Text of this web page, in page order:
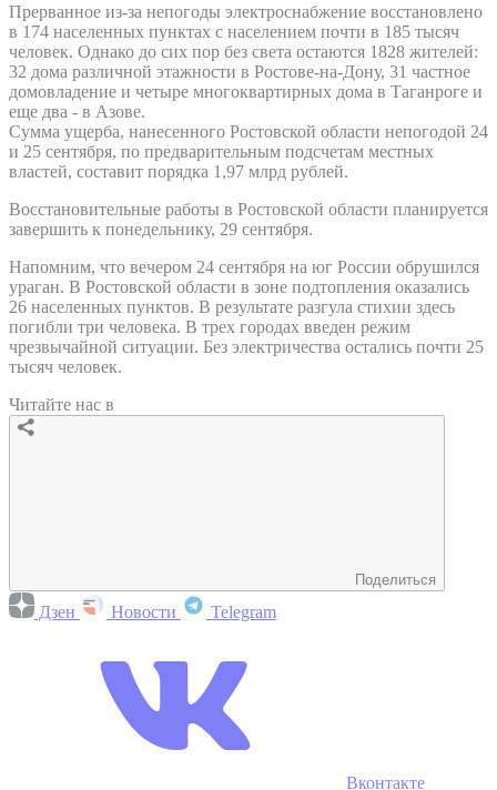
Прерванное из-за непогоды электроснабжение восстановлено
в 174 населенных пунктах с населением почти в 185 тысяч
человек. Однако до сих пор без света остаются 1828 жителей:
32 дома различной этажности в Ростове-на-Дону, 31 частное
домовладение и четыре многоквартирных дома в Таганроге и
еще два - в Азове.
Сумма ущерба, нанесенного Ростовской области непогодой 24
и 25 сентября, по предварительным подсчетам местных
властей, составит порядка 1,97 млрд рублей.
Восстановительные работы в Ростовской области планируется
завершить к понедельнику, 29 сентября.
Напомним, что вечером 24 сентября на юг России обрушился
ураган. В Ростовской области в зоне подтопления оказались
26 населенных пунктов. В результате разгула стихии здесь
погибли три человека. В трех городах введен режим
чрезвычайной ситуации. Без электричества остались почти 25
тысяч человек.
Читайте нас в
Поделиться
Дзен Новости Telegram
Вконтакте